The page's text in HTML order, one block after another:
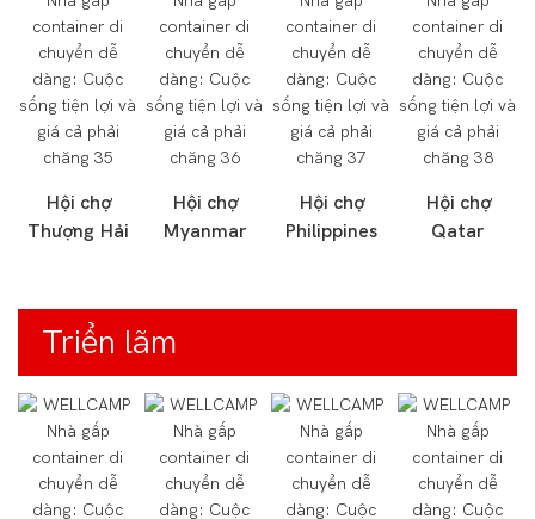
Hội chợ
Thượng Hải
Hội chợ
Myanmar
Hội chợ
Philippines
Hội chợ
Qatar
Triển lãm